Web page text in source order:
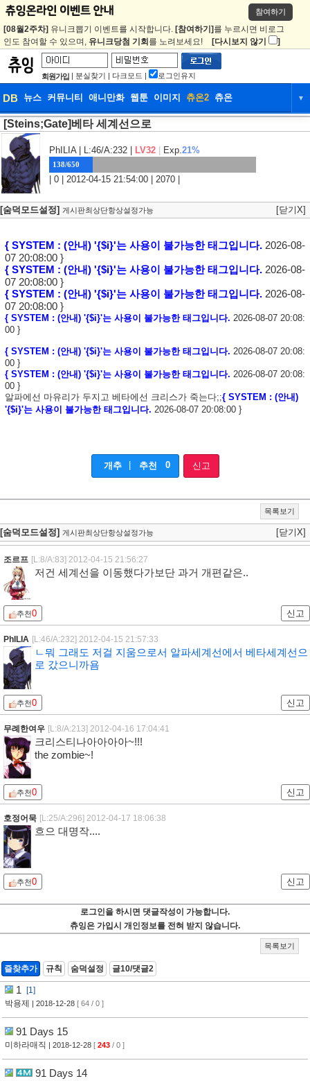
참여하기
[08월2주차] 유니크뽑기 이벤트를 시작합니다. [참여하기] 를 누르시면 비로그
인도 참여할 수 있으며, 유니크당첨 기회 를 노려보세요! [다시보지 않기 ]
회원가입 | 분실찾기 | 다크모드 | 로그인유지
DB 뉴스 커뮤니티 애니만화 웹툰 이미지 츄온2 츄온 ▼
DB 뉴스
웹툰 이미지 츄온2
[Steins;Gate]베타 세계선으로
PhILIA| L:46/A:232 | LV32 Exp.21%
138/650
| 0 | 2012-04-15 21:54:00 | 2070 |
[숨덕모드설정] 게시판최상단항상설정가능 [닫기X]
{ SYSTEM : (안내) '{$i}'는 사용이 불가능한 태그입니다.2026-08-
07 20:08:00 }
{ SYSTEM : (안내) '{$i}'는 사용이 불가능한 태그입니다.2026-08-
07 20:08:00 }
{ SYSTEM : (안내) '{$i}'는 사용이 불가능한 태그입니다.2026-08-
07 20:08:00 }
{ SYSTEM : (안내) '{$i}'는 사용이 불가능한 태그입니다. 2026-08-07 20:08:
00 }
{ SYSTEM : (안내) '{$i}'는 사용이 불가능한 태그입니다. 2026-08-07 20:08:
00 }
{ SYSTEM : (안내) '{$i}'는 사용이 불가능한 태그입니다. 2026-08-07 20:08:
00 }
알파에선 마유리가 두지고 베타에선 크리스가 죽는다;;{ SYSTEM : (안내)
'{$i}'는 사용이 불가능한 태그입니다. 2026-08-07 20:08:00 }
개추 추천 0 신고
목록보기
[숨덕모드설정] 게시판최상단항상설정가능 [닫기X]
조르프 [L:8/A:83] 2012-04-15 21:56:27
저건 세계선을 이동했다가보단 과거 개편같은..
추천0 신고
PhILIA [L:46/A:232] 2012-04-15 21:57:33
ㄴ뭐 그래도 저걸 지움으로서 알파세계선에서 베타세계선으
로 갔으니까욤
추천0 신고
무례한여우 [L:8/A:213] 2012-04-16 17:04:41
크리스티나아아아아~!!!
the zombie~!
추천0 신고
호정어묵 [L:25/A:296] 2012-04-17 18:06:38
흐으 대명작....
추천0 신고
로그인을 하시면 댓글작성이 가능합니다.
츄잉은 가입시 개인정보를 전혀 받지 않습니다.
목록보기
즐찾추가 규칙 숨덕설정 글10/댓글2
1
[1]
박용제
| 2018-12-28 [ 64 / 0 ]
91 Days 15
미하라매직 | 2018-12-28 [ 243 / 0 ]
91 Days 14